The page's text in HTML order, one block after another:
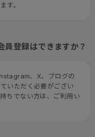
す。
員登録はできますか？
、X、ブログの
いただく必要がござい
ちでない方は、ご利用い